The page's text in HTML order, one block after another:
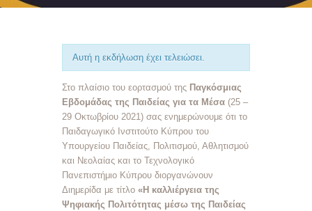
Αυτή η εκδήλωση έχει τελειώσει.
Στο πλαίσιο του εορτασμού της Παγκόσμιας
Εβδομάδας της Παιδείας για τα Μέσα (25 –
29 Οκτωβρίου 2021) σας ενημερώνουμε ότι το
Παιδαγωγικό Ινστιτούτο Κύπρου του
Υπουργείου Παιδείας, Πολιτισμού, Αθλητισμού
και Νεολαίας και το Τεχνολογικό
Πανεπιστήμιο Κύπρου διοργανώνουν
Διημερίδα με τίτλο «Η καλλιέργεια της
Ψηφιακής Πολιτότητας μέσω της Παιδείας